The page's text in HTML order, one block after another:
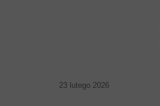
23 lutego 2026